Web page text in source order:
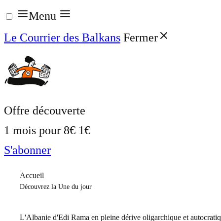
Aller
au
contenu
Menu
Le Courrier des Balkans Fermer
Offre découverte
1 mois pour 8€ 1€
S'abonner
Accueil
Découvrez la Une du jour
L'Albanie d'Edi Rama en pleine dérive oligarchique et